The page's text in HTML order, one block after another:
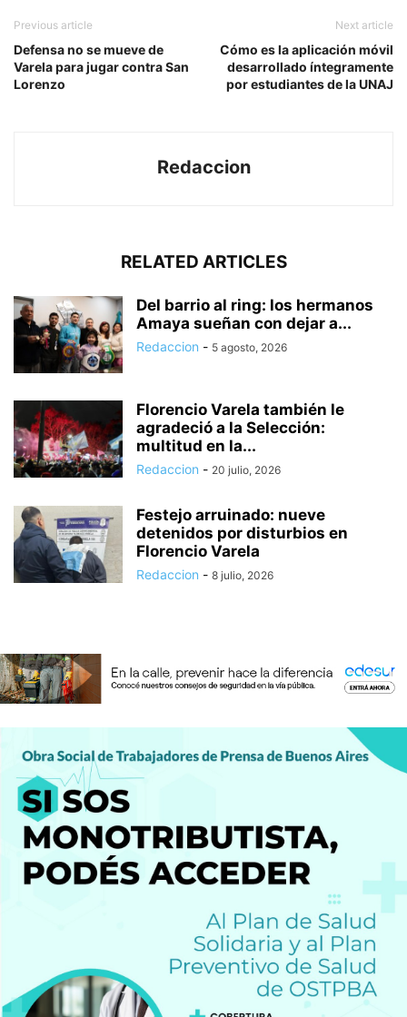
Previous article
Defensa no se mueve de
Varela para jugar contra San
Lorenzo
Next article
Cómo es la aplicación móvil
desarrollado íntegramente
por estudiantes de la UNAJ
Redaccion
RELATED ARTICLES
Del barrio al ring: los hermanos
Amaya sueñan con dejar a...
Redaccion - 5 agosto, 2026
Florencio Varela también le
agradeció a la Selección:
multitud en la...
Redaccion - 20 julio, 2026
Festejo arruinado: nueve
detenidos por disturbios en
Florencio Varela
Redaccion - 8 julio, 2026